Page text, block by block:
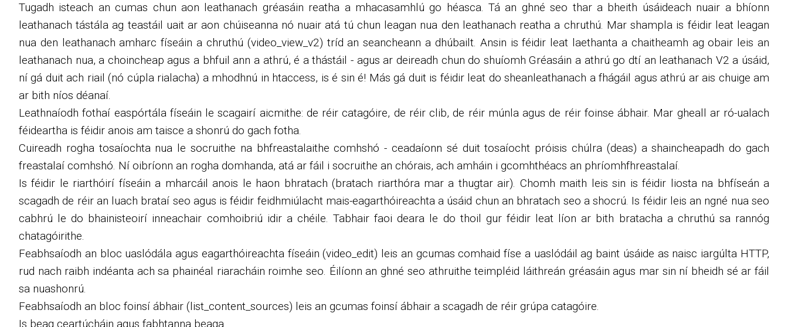
Tugadh isteach an cumas chun aon leathanach gréasáin reatha a mhacasamhlú go héasca. Tá an ghné seo thar a bheith úsáideach nuair a bhíonn
leathanach tástála ag teastáil uait ar aon chúiseanna nó nuair atá tú chun leagan nua den leathanach reatha a chruthú. Mar shampla is féidir leat leagan
nua den leathanach amharc físeáin a chruthú (video_view_v2) tríd an seancheann a dhúbailt. Ansin is féidir leat laethanta a chaitheamh ag obair leis an
leathanach nua, a choincheap agus a bhfuil ann a athrú, é a thástáil - agus ar deireadh chun do shuíomh Gréasáin a athrú go dtí an leathanach V2 a úsáid,
ní gá duit ach riail (nó cúpla rialacha) a mhodhnú in htaccess, is é sin é! Más gá duit is féidir leat do sheanleathanach a fhágáil agus athrú ar ais chuige am
ar bith níos déanaí.
Leathnaíodh fothaí easpórtála físeáin le scagairí aicmithe: de réir catagóire, de réir clib, de réir múnla agus de réir foinse ábhair. Mar gheall ar ró-ualach
féideartha is féidir anois am taisce a shonrú do gach fotha.
Cuireadh rogha tosaíochta nua le socruithe na bhfreastalaithe comhshó - ceadaíonn sé duit tosaíocht próisis chúlra (deas) a shaincheapadh do gach
freastalaí comhshó. Ní oibríonn an rogha domhanda, atá ar fáil i socruithe an chórais, ach amháin i gcomhthéacs an phríomhfhreastalaí.
Is féidir le riarthóirí físeáin a mharcáil anois le haon bhratach (bratach riarthóra mar a thugtar air). Chomh maith leis sin is féidir liosta na bhfíseán a
scagadh de réir an luach brataí seo agus is féidir feidhmiúlacht mais-eagarthóireachta a úsáid chun an bhratach seo a shocrú. Is féidir leis an ngné nua seo
cabhrú le do bhainisteoirí inneachair comhoibriú idir a chéile. Tabhair faoi deara le do thoil gur féidir leat líon ar bith bratacha a chruthú sa rannóg
chatagóirithe.
Feabhsaíodh an bloc uaslódála agus eagarthóireachta físeáin (video_edit) leis an gcumas comhaid físe a uaslódáil ag baint úsáide as naisc iargúlta HTTP,
rud nach raibh indéanta ach sa phainéal riaracháin roimhe seo. Éilíonn an ghné seo athruithe teimpléid láithreán gréasáin agus mar sin ní bheidh sé ar fáil
sa nuashonrú.
Feabhsaíodh an bloc foinsí ábhair (list_content_sources) leis an gcumas foinsí ábhair a scagadh de réir grúpa catagóire.
Is beag ceartúcháin agus fabhtanna beaga.